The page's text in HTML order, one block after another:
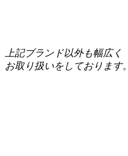
上記ブランド以外も幅広く
お取り扱いをしております。